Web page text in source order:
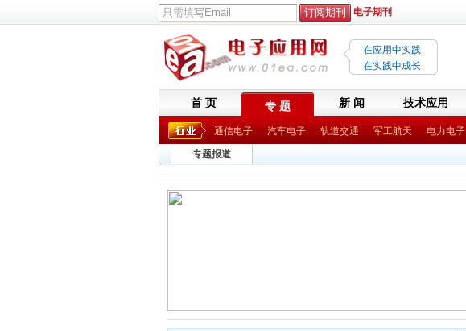
电子期刊
在应用中实践
在实践中成长
首 页 专 题 新 闻 技术应用
通信电子 汽车电子 轨道交通 军工航天 电力电子
专题报道